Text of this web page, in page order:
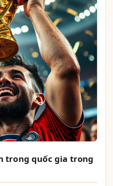
trong quốc gia trong